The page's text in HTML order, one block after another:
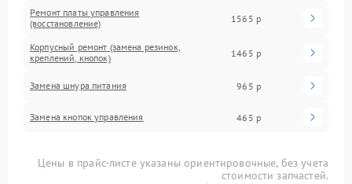
Ремонт платы управления
(восстановление)
1565 р
Корпусный ремонт (замена резинок,
креплений, кнопок)
1465 р
Замена шнура питания 965 р
Замена кнопок управления 465 р
Цены в прайс-листе указаны ориентировочные, без учета
стоимости запчастей.